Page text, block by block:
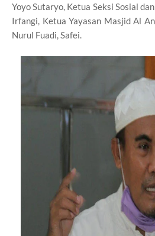
Yoyo Sutaryo, Ketua Seksi Sosial
Irfangi, Ketua Yayasan Masjid Al
Nurul Fuadi, Safei.